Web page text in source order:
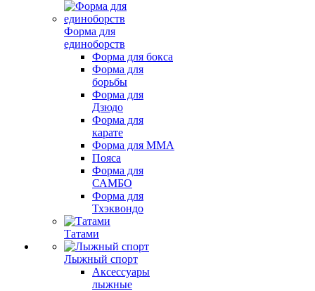
Форма для
единоборств
Форма для бокса
Форма для
борьбы
Форма для
Дзюдо
Форма для
карате
Форма для MMA
Пояса
Форма для
САМБО
Форма для
Тхэквондо
Татами
Лыжный спорт
Аксессуары
лыжные